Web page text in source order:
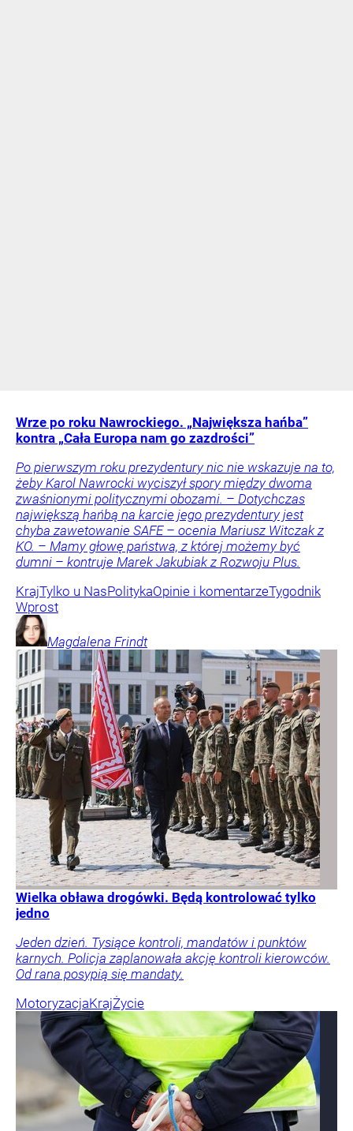
Wrze po roku Nawrockiego. „Największa hańba”
kontra „Cała Europa nam go zazdrości”
Po pierwszym roku prezydentury nic nie wskazuje na to,
żeby Karol Nawrocki wyciszył spory między dwoma
zwaśnionymi politycznymi obozami. – Dotychczas
największą hańbą na karcie jego prezydentury jest
chyba zawetowanie SAFE – ocenia Mariusz Witczak z
KO. – Mamy głowę państwa, z której możemy być
dumni – kontruje Marek Jakubiak z Rozwoju Plus.
KrajTylko u NasPolitykaOpinie i komentarzeTygodnik
Wprost
Magdalena Frindt
Wielka obława drogówki. Będą kontrolować tylko
jedno
Jeden dzień. Tysiące kontroli, mandatów i punktów
karnych. Policja zaplanowała akcję kontroli kierowców.
Od rana posypią się mandaty.
MotoryzacjaKrajŻycie